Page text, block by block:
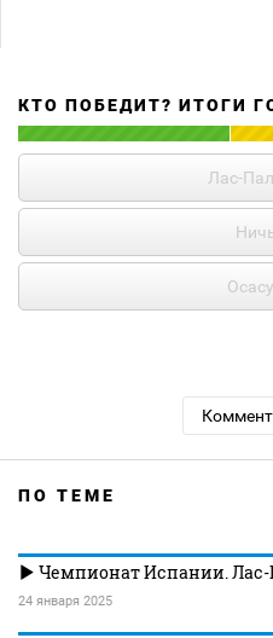
КТО ПОБЕДИТ? ИТОГИ
Лас-
ПО ТЕМЕ
Чемпионат Испании. Лас-
24 января 2025